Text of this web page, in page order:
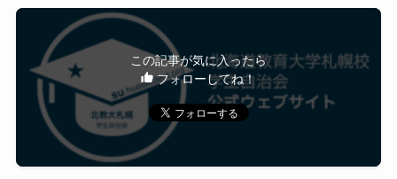
この記事が気に入ったら
フォローしてね！